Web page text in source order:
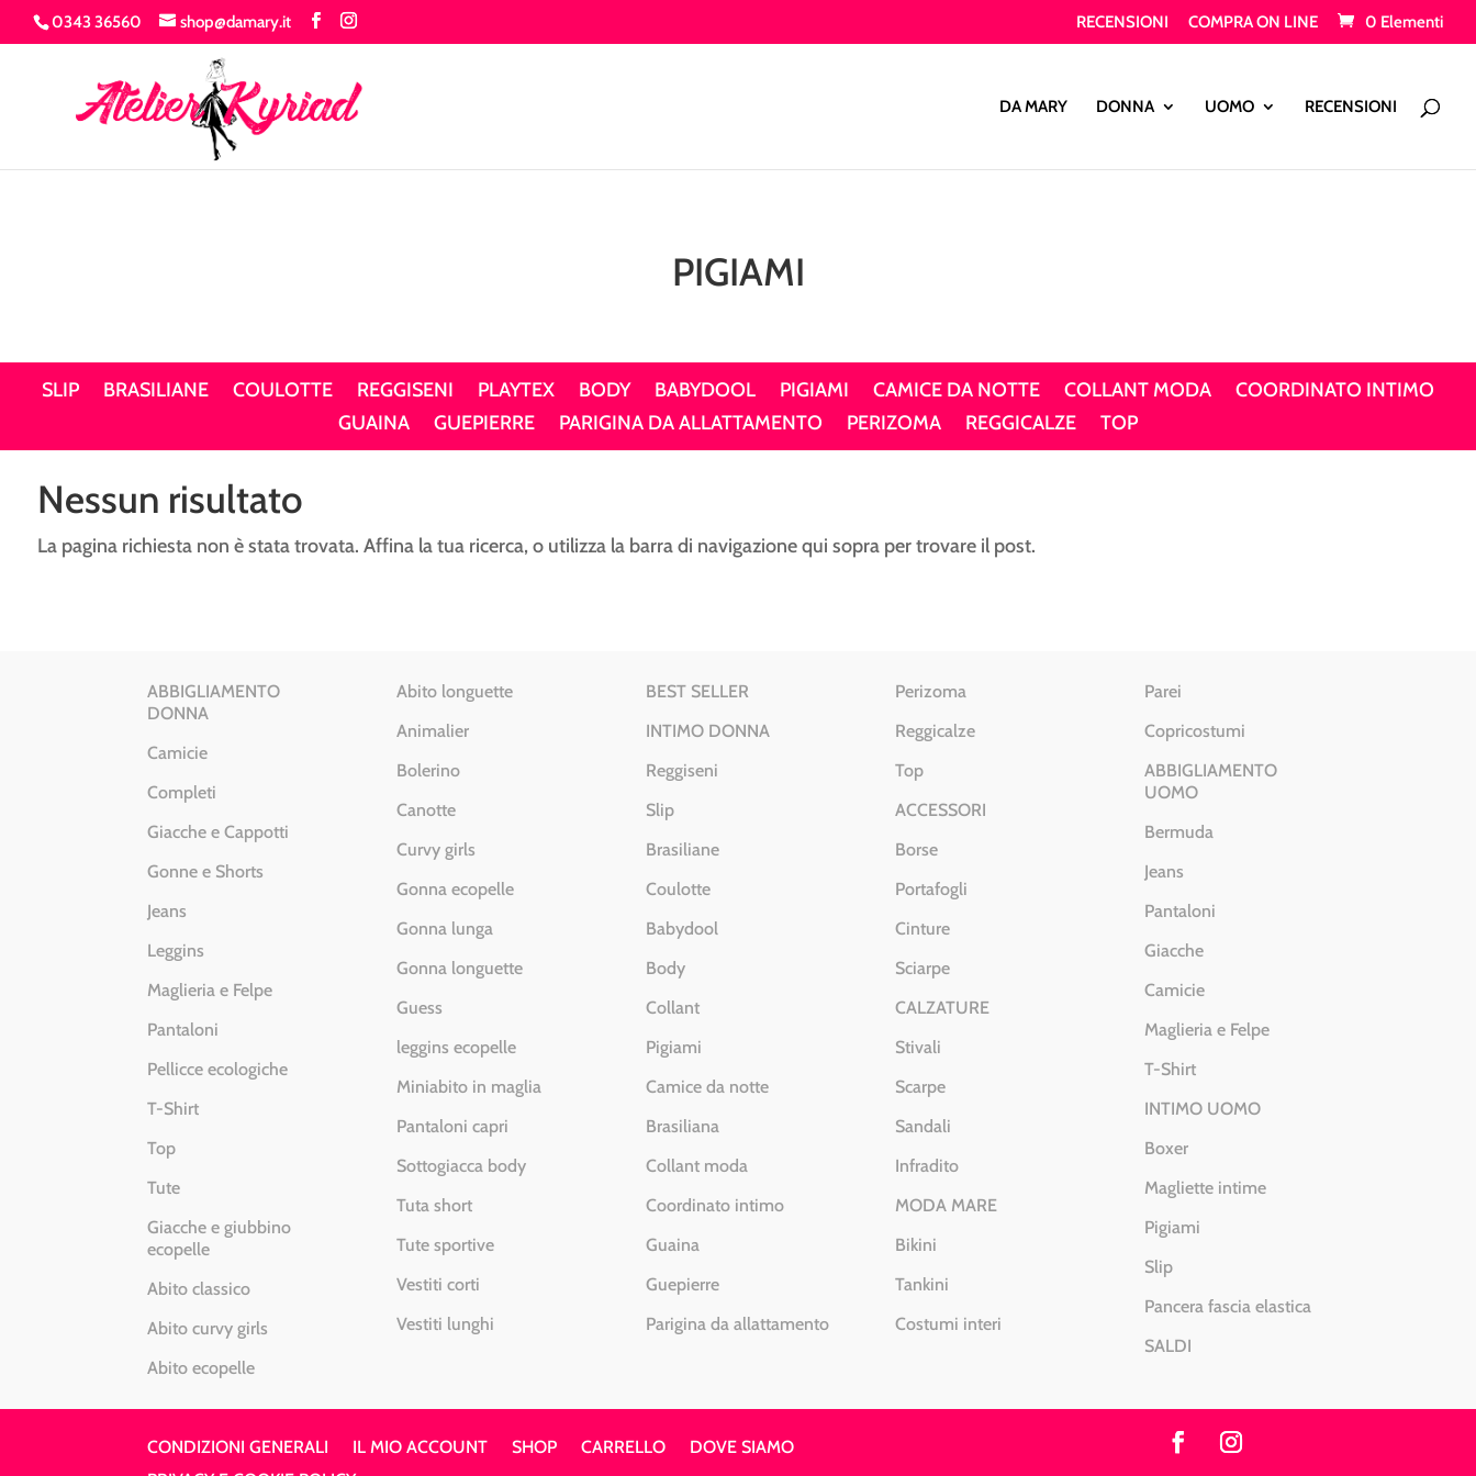
0343 36560 shop@damary.it RECENSIONI COMPRA ON LINE 0 Elementi
DA MARY DONNA UOMO RECENSIONI
Products
PIGIAMI
SLIP BRASILIANE COULOTTE REGGISENI PLAYTEX BODY BABYDOOL PIGIAMI CAMICE DA NOTTE COLLANT MODA
COORDINATO INTIMO
GUAINA
GUEPIERRE PARIGINA DA ALLATTAMENTO PERIZOMA REGGICALZE TOP
Nessun risultato
La pagina richiesta non è stata trovata. Affina la tua ricerca, o utilizza la barra di navigazione qui sopra per trovare il post.
ABBIGLIAMENTO
DONNA
Camicie
Completi
Giacche e Cappotti
Gonne e Shorts
Jeans
Leggins
Maglieria e Felpe
Pantaloni
Pellicce ecologiche
T-Shirt
Top
Tute
Giacche e giubbino
ecopelle
Abito classico
Abito curvy girls
Abito ecopelle
Abito longuette
Animalier
Bolerino
Canotte
Curvy girls
Gonna ecopelle
Gonna lunga
Gonna longuette
Guess
leggins ecopelle
Miniabito in maglia
Pantaloni capri
Sottogiacca body
Tuta short
Tute sportive
Vestiti corti
Vestiti lunghi
BEST SELLER
INTIMO DONNA
Reggiseni
Slip
Brasiliane
Coulotte
Babydool
Body
Collant
Pigiami
Camice da notte
Brasiliana
Collant moda
Coordinato intimo
Guaina
Guepierre
Parigina da allattamento
Perizoma
Reggicalze
Top
ACCESSORI
Borse
Portafogli
Cinture
Sciarpe
CALZATURE
Stivali
Scarpe
Sandali
Infradito
MODA MARE
Bikini
Tankini
Costumi interi
Parei
Copricostumi
ABBIGLIAMENTO
UOMO
Bermuda
Jeans
Pantaloni
Giacche
Camicie
Maglieria e Felpe
T-Shirt
INTIMO UOMO
Boxer
Magliette intime
Pigiami
Slip
Pancera fascia elastica
SALDI
CONDIZIONI GENERALI IL MIO ACCOUNT SHOP CARRELLO
DOVE SIAMO